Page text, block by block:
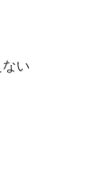
い